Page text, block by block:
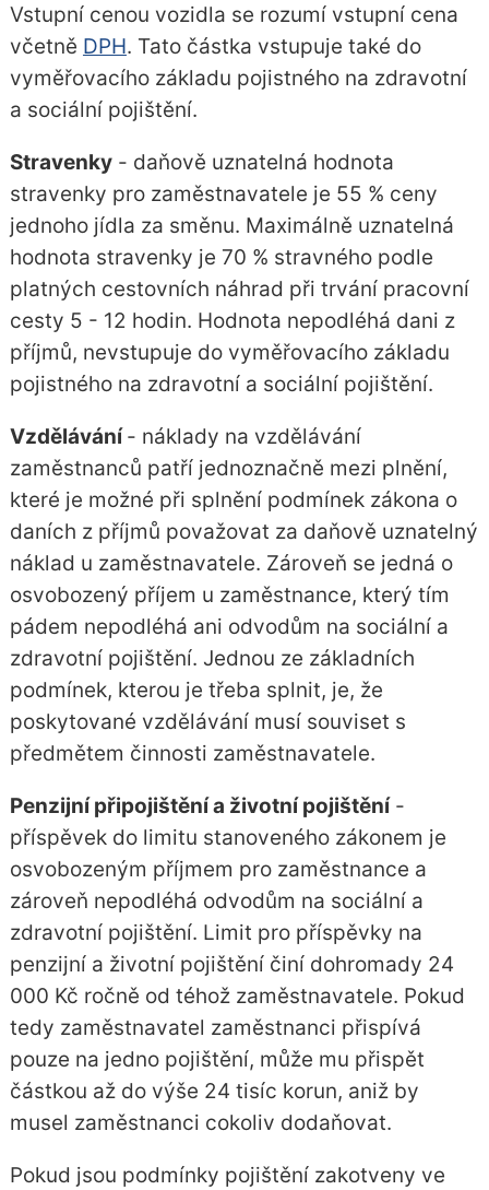
Vstupní cenou vozidla se rozumí vstupní cena
včetně DPH. Tato částka vstupuje také do
vyměřovacího základu pojistného na zdravotní
a sociální pojištění.
Stravenky- daňově uznatelná hodnota
stravenky pro zaměstnavatele je 55 % ceny
jednoho jídla za směnu. Maximálně uznatelná
hodnota stravenky je 70 % stravného podle
platných cestovních náhrad při trvání pracovní
cesty 5 - 12 hodin. Hodnota nepodléhá dani z
příjmů, nevstupuje do vyměřovacího základu
pojistného na zdravotní a sociální pojištění.
Vzdělávání- náklady na vzdělávání
zaměstnanců patří jednoznačně mezi plnění,
které je možné při splnění podmínek zákona o
daních z příjmů považovat za daňově uznatelný
náklad u zaměstnavatele. Zároveň se jedná o
osvobozený příjem u zaměstnance, který tím
pádem nepodléhá ani odvodům na sociální a
zdravotní pojištění. Jednou ze základních
podmínek, kterou je třeba splnit, je, že
poskytované vzdělávání musí souviset s
předmětem činnosti zaměstnavatele.
Penzijní připojištění a životní pojištění-
příspěvek do limitu stanoveného zákonem je
osvobozeným příjmem pro zaměstnance a
zároveň nepodléhá odvodům na sociální a
zdravotní pojištění. Limit pro příspěvky na
penzijní a životní pojištění činí dohromady 24
000 Kč ročně od téhož zaměstnavatele. Pokud
tedy zaměstnavatel zaměstnanci přispívá
pouze na jedno pojištění, může mu přispět
částkou až do výše 24 tisíc korun, aniž by
musel zaměstnanci cokoliv dodaňovat.
Pokud jsou podmínky pojištění zakotveny ve